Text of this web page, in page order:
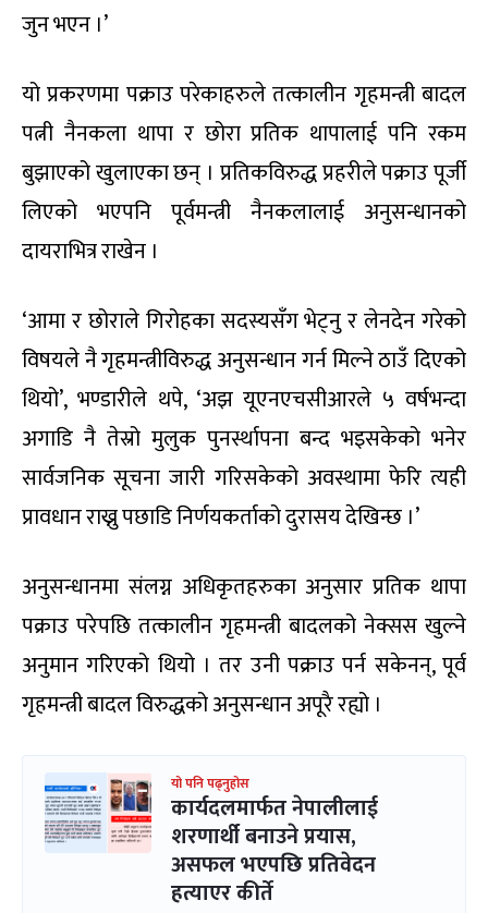
जुन भएन ।’
यो प्रकरणमा पक्राउ परेकाहरुले तत्कालीन गृहमन्त्री बादल
पत्नी नैनकला थापा र छोरा प्रतिक थापालाई पनि रकम
बुझाएको खुलाएका छन् । प्रतिकविरुद्ध प्रहरीले पक्राउ पूर्जी
लिएको भएपनि पूर्वमन्त्री नैनकलालाई अनुसन्धानको
दायराभित्र राखेन ।
‘आमा र छोराले गिरोहका सदस्यसँग भेट्नु र लेनदेन गरेको
विषयले नै गृहमन्त्रीविरुद्ध अनुसन्धान गर्न मिल्ने ठाउँ दिएको
थियो’, भण्डारीले थपे, ‘अझ यूएनएचसीआरले ५ वर्षभन्दा
अगाडि नै तेस्रो मुलुक पुनर्स्थापना बन्द भइसकेको भनेर
सार्वजनिक सूचना जारी गरिसकेको अवस्थामा फेरि त्यही
प्रावधान राख्नु पछाडि निर्णयकर्ताको दुरासय देखिन्छ ।’
अनुसन्धानमा संलग्न अधिकृतहरुका अनुसार प्रतिक थापा
पक्राउ परेपछि तत्कालीन गृहमन्त्री बादलको नेक्सस खुल्ने
अनुमान गरिएको थियो । तर उनी पक्राउ पर्न सकेनन्, पूर्व
गृहमन्त्री बादल विरुद्धको अनुसन्धान अपूरै रह्यो ।
यो पनि पढ्नुहोस
कार्यदलमार्फत नेपालीलाई
शरणार्थी बनाउने प्रयास,
असफल भएपछि प्रतिवेदन
हत्याएर कीर्ते